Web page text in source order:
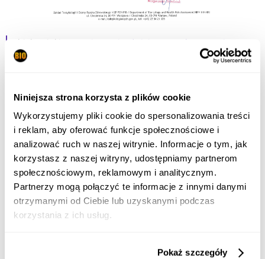
Niniejsza strona korzysta z plików cookie
Wykorzystujemy pliki cookie do spersonalizowania treści
i reklam, aby oferować funkcje społecznościowe i
analizować ruch w naszej witrynie. Informacje o tym, jak
korzystasz z naszej witryny, udostępniamy partnerom
społecznościowym, reklamowym i analitycznym.
Partnerzy mogą połączyć te informacje z innymi danymi
otrzymanymi od Ciebie lub uzyskanymi podczas
korzystania z ich usług.
Pokaż szczegóły
@biokominkigmt
Co jest najważniejsze przy korzystaniu z
biokominka?
#home
Czym jest biokominek?
Czym jest Biokominek?
Biokominek to ekologiczny
rodzaj kominka, który można
Czym jest biopaliwo?
Biopaliwo to ekologiczny rodzaj
wydziela szkodliwych oparów.